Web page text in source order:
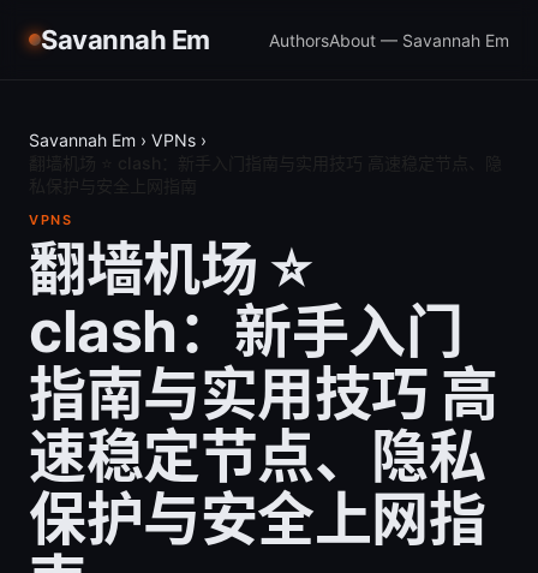
Savannah Em AuthorsAbout — Savannah Em
Savannah Em › VPNs ›
VPNS
翻墙机场 ⭐
clash：新手入门
指南与实用技巧 高
速稳定节点、隐私
保护与安全上网指